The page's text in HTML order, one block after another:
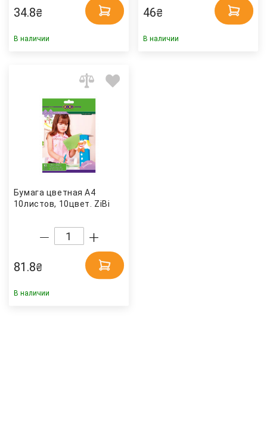
34.8₴
В наличии
46₴
В наличии
Бумага цветная А4
10листов, 10цвет. ZiBi
81.8₴
В наличии